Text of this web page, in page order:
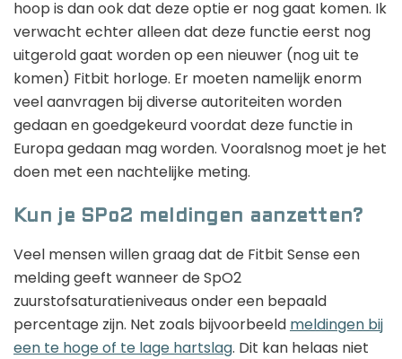
hoop is dan ook dat deze optie er nog gaat komen. Ik
verwacht echter alleen dat deze functie eerst nog
uitgerold gaat worden op een nieuwer (nog uit te
komen) Fitbit horloge. Er moeten namelijk enorm
veel aanvragen bij diverse autoriteiten worden
gedaan en goedgekeurd voordat deze functie in
Europa gedaan mag worden. Vooralsnog moet je het
doen met een nachtelijke meting.
Kun je SPo2 meldingen aanzetten?
Veel mensen willen graag dat de Fitbit Sense een
melding geeft wanneer de SpO2
zuurstofsaturatieniveaus onder een bepaald
percentage zijn. Net zoals bijvoorbeeld meldingen bij
een te hoge of te lage hartslag. Dit kan helaas niet